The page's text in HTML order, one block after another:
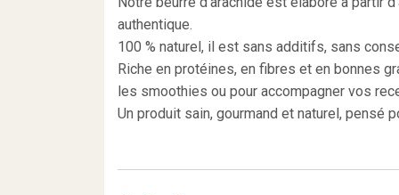
authentique.
100 % naturel, il est sans additifs, sans
Riche en protéines, en fibres et en bonnes
les smoothies ou pour accompagner vos
Un produit sain, gourmand et naturel, pensé